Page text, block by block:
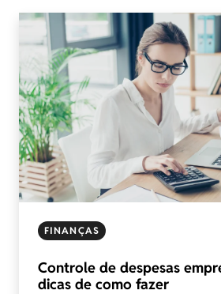
FINANÇAS
Controle de despesas
dicas de como fazer